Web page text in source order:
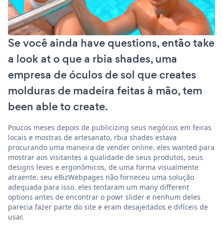
Se você ainda have questions, então take
a look at o que a rbia shades, uma
empresa de óculos de sol que creates
molduras de madeira feitas à mão, tem
been able to create.
Poucos meses depois de publicizing seus negócios em feiras
locais e mostras de artesanato, rbia shades estava
procurando uma maneira de vender online. eles wanted para
mostrar aos visitantes a qualidade de seus produtos, seus
designs leves e ergonômicos, de uma forma visualmente
atraente. seu eBizWebpages não forneceu uma solução
adequada para isso. eles tentaram um many different
options antes de encontrar o powr slider e nenhum deles
parecia fazer parte do site e eram desajeitados e difíceis de
usar.